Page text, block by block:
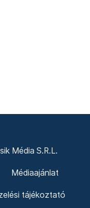
Média S.R.L.
Médiaajánlat
tájékoztató